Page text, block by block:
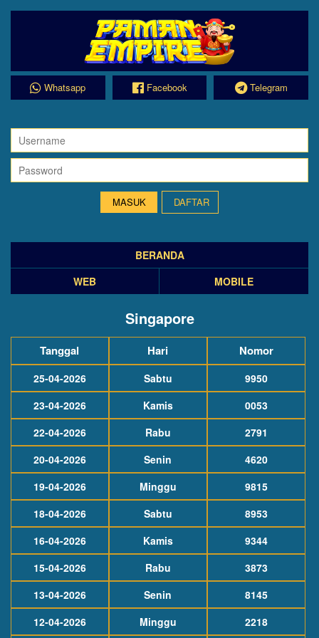
Whatsapp Facebook Telegram
DAFTAR
BERANDA
WEB
MOBILE
Singapore
Tanggal Hari Nomor
25-04-2026 Sabtu
9950
23-04-2026
Kamis
0053
22-04-2026
Rabu
2791
20-04-2026
Senin
4620
19-04-2026
Minggu
9815
18-04-2026
Sabtu
8953
16-04-2026
Kamis
9344
15-04-2026
Rabu
3873
13-04-2026
Senin
8145
12-04-2026
Minggu 2218